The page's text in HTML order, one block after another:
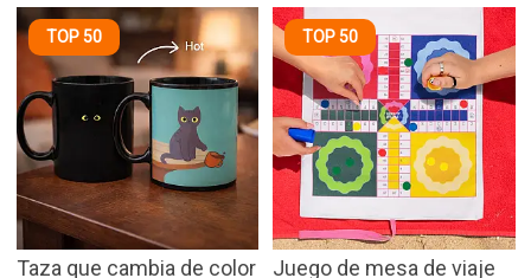
TOP 50
Taza que cambia de color
TOP 50
Juego de mesa de viaje